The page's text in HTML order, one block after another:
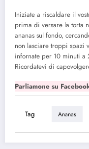
Iniziate a riscaldare il
prima di versare la torta
ananas sul fondo,
non lasciare troppi spazi
infornate per 10 minuti a
Ricordatevi di
Parliamone su
Tag Ananas